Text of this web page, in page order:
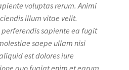
voluptas rerum. Animi
illum vitae velit.
sapiente ea fugit
saepe ullam nisi
est dolores iure